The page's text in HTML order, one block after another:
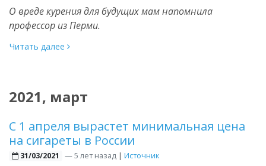
О вреде курения для будущих мам напомнила
профессор из Перми.
Читать далее
2021, март
С 1 апреля вырастет минимальная цена
на сигареты в России
31/03/2021 —5 лет назад | Источник